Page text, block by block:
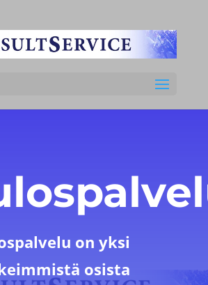
on yksi
osista